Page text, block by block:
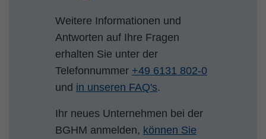
Weitere Informationen und
Antworten auf Ihre Fragen
erhalten Sie unter der
Telefonnummer +49 6131 802-0
und in unseren FAQ's.
Ihr neues Unternehmen bei der
BGHM anmelden, können Sie